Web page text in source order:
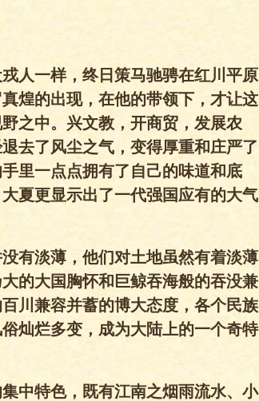
人一样，终日策马驰骋在红川平原
煌的出现，在他的带领下，才让这
之中。兴文教，开商贸，发展农
去了风尘之气，变得厚重和庄严了
里一点点拥有了自己的味道和底
夏更显示出了一代强国应有的大气
有淡薄，他们对土地虽然有着淡薄
的大国胸怀和巨鲸吞海般的吞没兼
川兼容并蓄的博大态度，各个民族
灿烂多变，成为大陆上的一个奇特
中特色，既有江南之烟雨流水、小